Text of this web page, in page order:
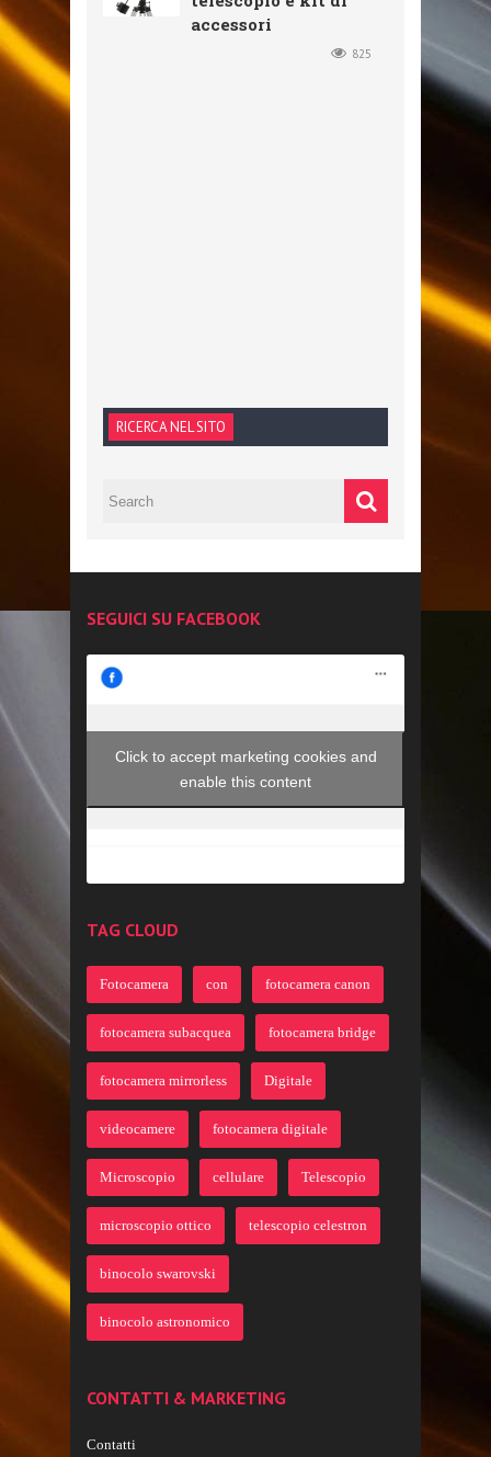
accessori
825
RICERCA NEL SITO
SEGUICI SU FACEBOOK
Click to accept marketing cookies and
enable this content
TAG CLOUD
Fotocamera con fotocamera canon
fotocamera subacquea fotocamera bridge
fotocamera mirrorless Digitale
videocamere fotocamera digitale
Microscopio cellulare Telescopio
microscopio ottico telescopio celestron
binocolo swarovski
binocolo astronomico
CONTATTI & MARKETING
Contatti